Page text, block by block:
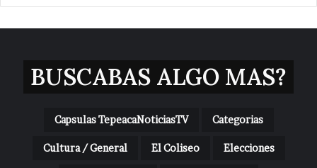
BUSCABAS ALGO MAS?
Capsulas TepeacaNoticiasTV Categorias
Cultura / General El Coliseo Elecciones